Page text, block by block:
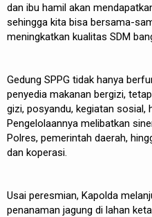
dan ibu hamil akan
sehingga kita bisa bersama-
meningkatkan kualitas SDM
Gedung SPPG tidak hanya
penyedia makanan bergizi,
gizi, posyandu, kegiatan sosial,
Pengelolaannya melibatkan
Polres, pemerintah daerah,
dan koperasi.
Usai peresmian, Kapolda
penanaman jagung di lahan